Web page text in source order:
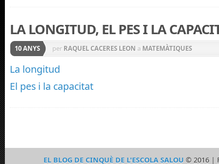
LA LONGITUD, EL PES I LA
10 ANYS per RAQUEL CACERES LEON a MATEMÀTIQUES
La longitud
El pes i la capacitat
EL BLOG DE CINQUÈ DE L'ESCOLA SALOU © 2016 |